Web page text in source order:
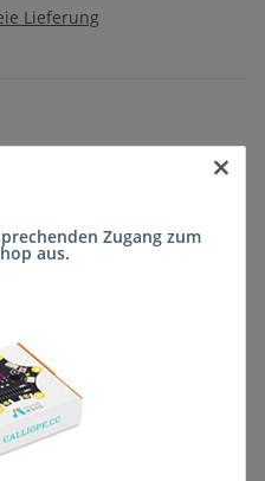
Lieferung
Frage zum Artikel
×
Zugang zum
aus.